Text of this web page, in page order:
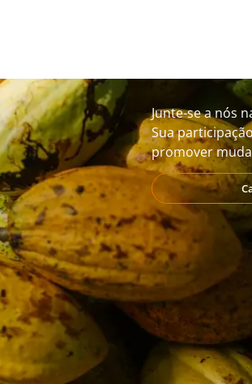
Junte-se a nós
Sua
promover